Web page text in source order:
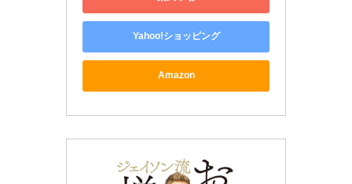
Yahoo!ショッピング
Amazon